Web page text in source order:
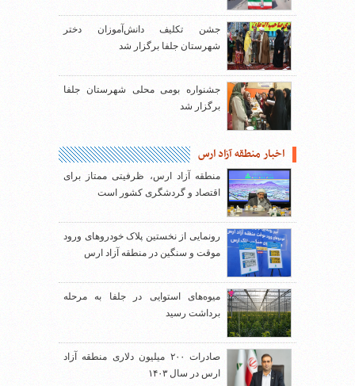
جشن تکلیف دانش‌آموزان دختر
شهرستان جلفا برگزار شد
جشنواره بومی محلی شهرستان جلفا
برگزار شد
اخبار منطقه آزاد ارس
منطقه آزاد ارس، ظرفیتی ممتاز برای
اقتصاد و گردشگری کشور است
رونمایی از نخستین پلاک خودروهای ورود
موقت و سنگین در منطقه آزاد ارس
میوه‌های استوایی در جلفا به مرحله
برداشت رسید
صادرات ۲۰۰ میلیون دلاری منطقه آزاد
ارس در سال ۱۴۰۳